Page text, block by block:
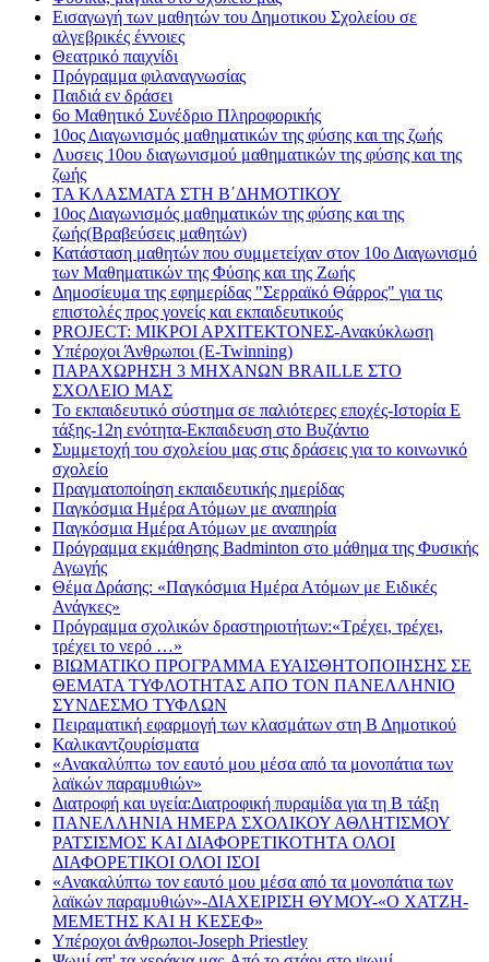
Εισαγωγή των μαθητών του Δημοτικου Σχολείου σε
αλγεβρικές έννοιες
Θεατρικό παιχνίδι
Πρόγραμμα φιλαναγνωσίας
Παιδιά εν δράσει
6ο Μαθητικό Συνέδριο Πληροφορικής
10ος Διαγωνισμός μαθηματικών της φύσης και της ζωής
Λυσεις 10ου διαγωνισμού μαθηματικών της φύσης και της
ζωής
ΤΑ ΚΛΑΣΜΑΤΑ ΣΤΗ Β΄ΔΗΜΟΤΙΚΟΥ
10ος Διαγωνισμός μαθηματικών της φύσης και της
ζωής(Βραβεύσεις μαθητών)
Κατάσταση μαθητών που συμμετείχαν στον 10ο Διαγωνισμό
των Μαθηματικών της Φύσης και της Ζωής
Δημοσίευμα της εφημερίδας "Σερραϊκό Θάρρος" για τις
επιστολές προς γονείς και εκπαιδευτικούς
PROJECT: ΜΙΚΡΟΙ ΑΡΧΙΤΕΚΤΟΝΕΣ-Ανακύκλωση
Υπέροχοι Άνθρωποι (E-Twinning)
ΠΑΡΑΧΩΡΗΣΗ 3 ΜΗΧΑΝΩΝ BRAILLE ΣΤΟ
ΣΧΟΛΕΙΟ ΜΑΣ
Το εκπαιδευτικό σύστημα σε παλιότερες εποχές-Ιστορία Ε
τάξης-12η ενότητα-Εκπαιδευση στο Βυζάντιο
Συμμετοχή του σχολείου μας στις δράσεις για το κοινωνικό
σχολείο
Πραγματοποίηση εκπαιδευτικής ημερίδας
Παγκόσμια Ημέρα Ατόμων με αναπηρία
Παγκόσμια Ημέρα Ατόμων με αναπηρία
Πρόγραμμα εκμάθησης Badminton στο μάθημα της Φυσικής
Αγωγής
Θέμα Δράσης: «Παγκόσμια Ημέρα Ατόμων με Ειδικές
Ανάγκες»
Πρόγραμμα σχολικών δραστηριοτήτων:«Τρέχει, τρέχει,
τρέχει το νερό …»
ΒΙΩΜΑΤΙΚΟ ΠΡΟΓΡΑΜΜΑ ΕΥΑΙΣΘΗΤΟΠΟΙΗΣΗΣ ΣΕ
ΘΕΜΑΤΑ ΤΥΦΛΟΤΗΤΑΣ ΑΠΟ ΤΟΝ ΠΑΝΕΛΛΗΝΙΟ
ΣΥΝΔΕΣΜΟ ΤΥΦΛΩΝ
Πειραματική εφαρμογή των κλασμάτων στη Β Δημοτικού
Καλικαντζουρίσματα
«Ανακαλύπτω τον εαυτό μου μέσα από τα μονοπάτια των
λαϊκών παραμυθιών»
Διατροφή και υγεία:Διατροφική πυραμίδα για τη Β τάξη
ΠΑΝΕΛΛΗΝΙΑ ΗΜΕΡΑ ΣΧΟΛΙΚΟΥ ΑΘΛΗΤΙΣΜΟΥ
ΡΑΤΣΙΣΜΟΣ ΚΑΙ ΔΙΑΦΟΡΕΤΙΚΟΤΗΤΑ ΟΛΟΙ
ΔΙΑΦΟΡΕΤΙΚΟΙ ΟΛΟΙ ΙΣΟΙ
«Ανακαλύπτω τον εαυτό μου μέσα από τα μονοπάτια των
λαϊκών παραμυθιών»-ΔΙΑΧΕΙΡΙΣΗ ΘΥΜΟΥ-«Ο ΧΑΤΖΗ-
ΜΕΜΕΤΗΣ ΚΑΙ Η ΚΕΣΕΦ»
Υπέροχοι άνθρωποι-Joseph Priestley